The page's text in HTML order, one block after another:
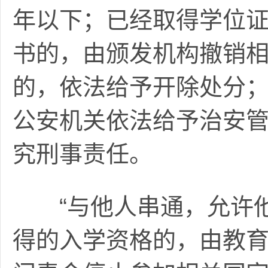
年以下；已经取得学位
书的，由颁发机构撤销
的，依法给予开除处分
公安机关依法给予治安
究刑事责任。
“与他人串通，允许
得的入学资格的，由教